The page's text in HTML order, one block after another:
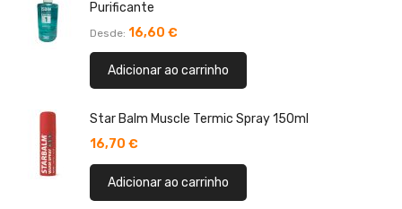
Purificante
Desde 16,60 €
Adicionar ao carrinho
Star Balm Muscle Termic Spray 150ml
16,70 €
Adicionar ao carrinho